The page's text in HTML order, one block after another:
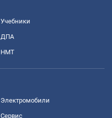
Учебники
ДПА
НМТ
Электромобили
Сервис